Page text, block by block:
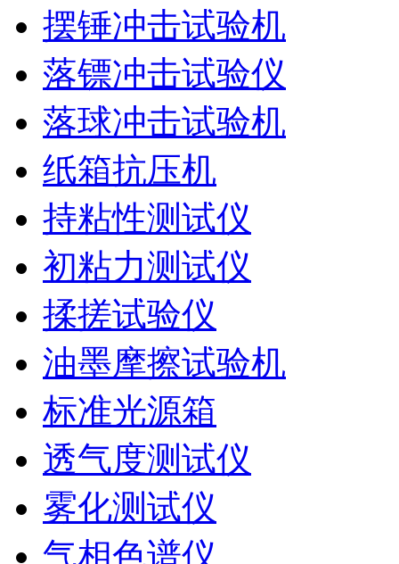
摆锤冲击试验机
落镖冲击试验仪
落球冲击试验机
纸箱抗压机
持粘性测试仪
初粘力测试仪
揉搓试验仪
油墨摩擦试验机
标准光源箱
透气度测试仪
雾化测试仪
气相色谱仪